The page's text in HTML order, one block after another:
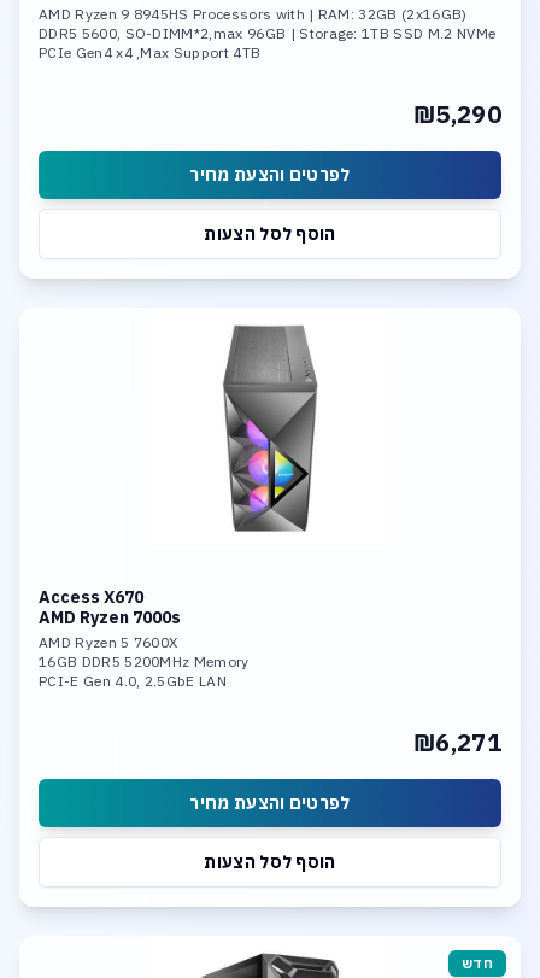
AMD Ryzen 9 8945HS Processors with | RAM: 32GB (2x16GB)
DDR5 5600, SO-DIMM*2,max 96GB | Storage: 1TB SSD M.2 NVMe
PCIe Gen4 x4 ,Max Support 4TB
₪5,290
לפרטים והצעת מחיר
הוסף לסל הצעות
Access X670
AMD Ryzen 7000s
AMD Ryzen 5 7600X
16GB DDR5 5200MHz Memory
PCI-E Gen 4.0, 2.5GbE LAN
₪6,271
לפרטים והצעת מחיר
הוסף לסל הצעות
חדש